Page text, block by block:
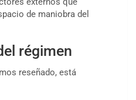
de maniobra del
régimen
reseñado, está